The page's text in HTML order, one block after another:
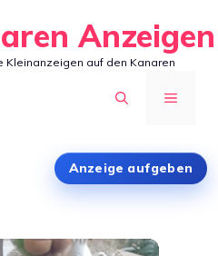
Anzeigen
Kleinanzeigen auf den Kanaren
MENÜ
Anzeige aufgeben